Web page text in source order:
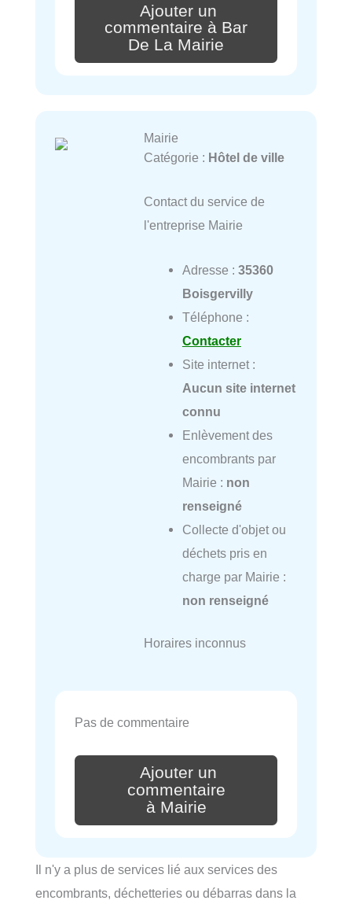
Ajouter un
commentaire à Bar
De La Mairie
Mairie
Catégorie : Hôtel de ville
Contact du service de
l'entreprise Mairie
Adresse : 35360
Boisgervilly
Téléphone :
Contacter
Site internet :
Aucun site internet
connu
Enlèvement des
encombrants par
Mairie : non
renseigné
Collecte d'objet ou
déchets pris en
charge par Mairie :
non renseigné
Horaires inconnus
Pas de commentaire
Ajouter un
commentaire
à Mairie
Il n'y a plus de services lié aux services des
encombrants, déchetteries ou débarras dans la